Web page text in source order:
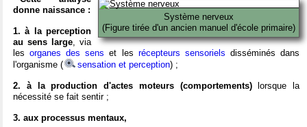
Système nerveux
(Figure tirée d'un ancien manuel d'école primaire)
donne naissance :
1. à la perception
au sens large, via
lesorganes des sens et les récepteurs sensoriels disséminés dans
l'organisme (
sensation et perception) ;
2. à la production d'actes moteurs (comportements)lorsque la
nécessité se fait sentir ;
3. aux processus mentaux,